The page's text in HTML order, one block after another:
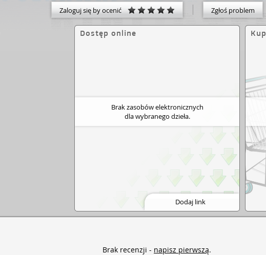
Zaloguj się by ocenić Zgłoś problem
Dostęp online
Brak zasobów elektronicznych
dla wybranego dzieła.
Dodaj link
Kup
Brak recenzji - napisz pierwszą.